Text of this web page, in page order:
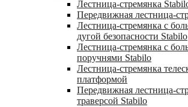
Лестница-стремянка
Передвижная лестница-
Лестница-стремянка с
дугой безопасности Stabilo
Лестница-стремянка с
поручнями Stabilo
Лестница-стремянка
платформой
Передвижная лестница-
траверсой Stabilo